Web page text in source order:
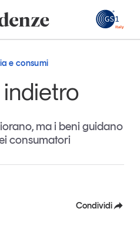
e consumi
indietro
ma i beni guidano
consumatori
Condividi